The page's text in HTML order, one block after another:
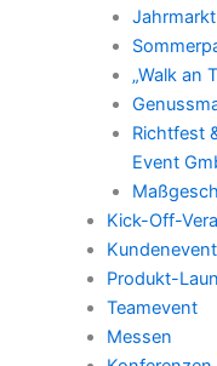
„Walk an
Richtfest
Event
Kick-Off-
Produkt-
Teamevent
Messen